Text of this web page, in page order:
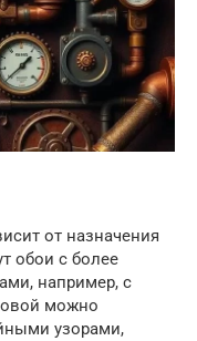
от назначения
обои с более
например, с
можно
узорами,